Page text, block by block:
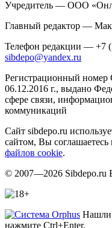
Учредитель — ООО
Главный редактор —
Телефон редакции — +7
sibdepo@yandex.ru
Регистрационный
06.12.2016 г., выдано
сфере связи,
коммуникаций
Сайт sibdepo.ru
сайтом, Вы
файлов cookie.
© 2007—2026 Sibdepo.ru
Нашли
нажмите Ctrl+Enter.